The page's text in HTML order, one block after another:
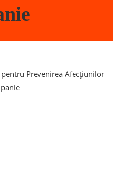
pentru Prevenirea Afecțiunilor